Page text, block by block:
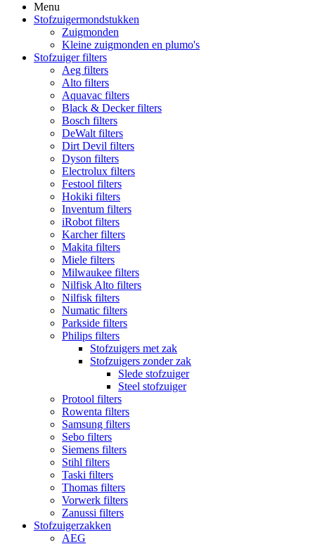
Menu
Stofzuigermondstukken
Zuigmonden
Kleine zuigmonden en plumo's
Stofzuiger filters
Aeg filters
Alto filters​
Aquavac filters
Black & Decker filters
Bosch filters
DeWalt filters
Dirt Devil filters
Dyson filters
Electrolux filters
Festool filters
Hokiki filters
Inventum filters
iRobot filters
Karcher filters
Makita filters
Miele filters
Milwaukee filters
Nilfisk Alto filters
Nilfisk filters
Numatic filters
Parkside filters
Philips filters
Stofzuigers met zak
Stofzuigers zonder zak
Slede stofzuiger
Steel stofzuiger
Protool filters
Rowenta filters
Samsung filters
Sebo filters
Siemens filters
Stihl filters
Taski filters
Thomas filters
Vorwerk filters
Zanussi filters
Stofzuigerzakken
AEG